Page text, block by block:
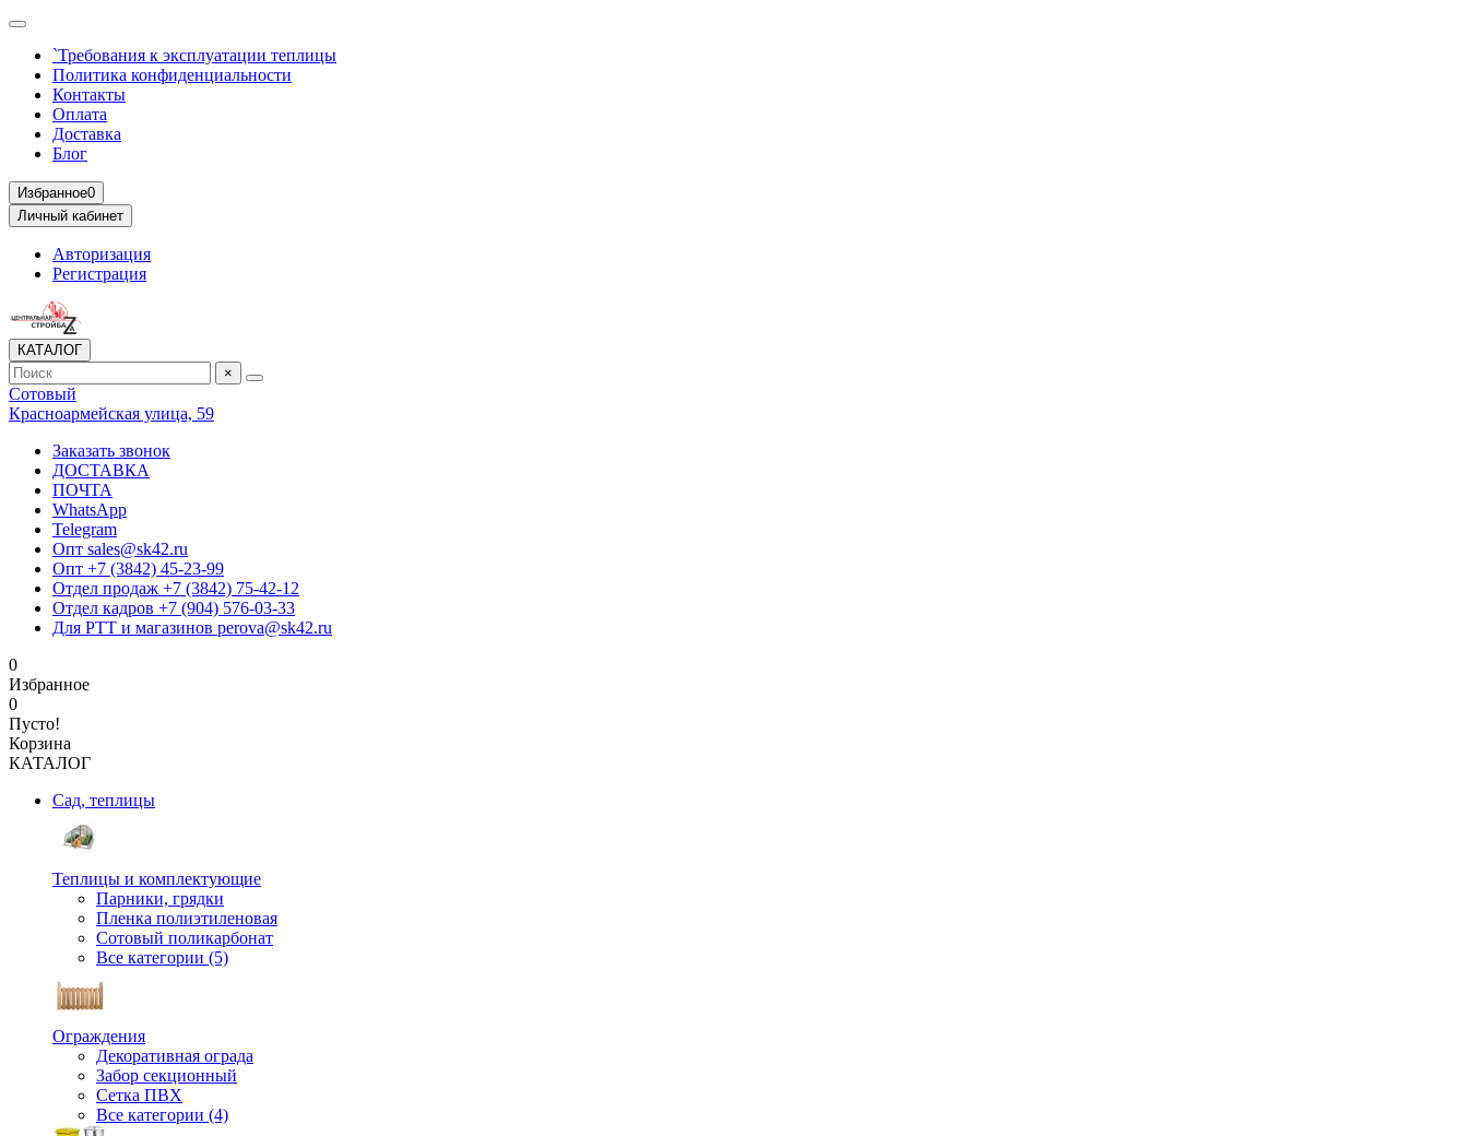
`Требования к эксплуатации теплицы
Политика конфиденциальности
Контакты
Оплата
Доставка
Блог
Избранное0
Личный кабинет
Авторизация
Регистрация
КАТАЛОГ
×
Сотовый
Красноармейская улица, 59
Заказать звонок
ДОСТАВКА
ПОЧТА
WhatsApp
Telegram
Опт sales@sk42.ru
Опт +7 (3842) 45-23-99
Отдел продаж +7 (3842) 75-42-12
Отдел кадров +7 (904) 576-03-33
Для РТТ и магазинов perova@sk42.ru
0
Избранное
0
Пусто!
Корзина
КАТАЛОГ
Сад, теплицы
Теплицы и комплектующие
Парники, грядки
Пленка полиэтиленовая
Сотовый поликарбонат
Все категории (5)
Ограждения
Декоративная ограда
Забор секционный
Сетка ПВХ
Все категории (4)